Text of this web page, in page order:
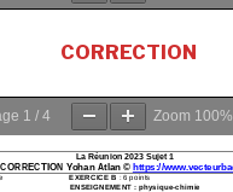
CORRECTION
1 / 4 Zoom 100%